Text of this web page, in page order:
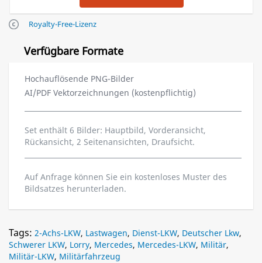
Royalty-Free-Lizenz
Verfügbare Formate
Hochauflösende PNG-Bilder
AI/PDF Vektorzeichnungen (kostenpflichtig)
Set enthält 6 Bilder: Hauptbild, Vorderansicht,
Rückansicht, 2 Seitenansichten, Draufsicht.
Auf Anfrage können Sie ein kostenloses Muster des
Bildsatzes herunterladen.
Tags: 2-Achs-LKW, Lastwagen, Dienst-LKW, Deutscher Lkw,
Schwerer LKW, Lorry, Mercedes, Mercedes-LKW, Militär,
Militär-LKW, Militärfahrzeug